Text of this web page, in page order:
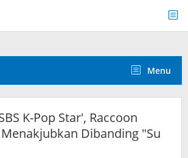
Menu
K-Pop Star', Raccoon
Dibanding "Su